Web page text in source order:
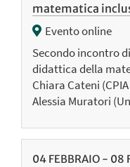
matematica
Evento online
Secondo incontro
didattica della
Chiara Cateni
Alessia Muratori
04 FEBBRAIO - 08